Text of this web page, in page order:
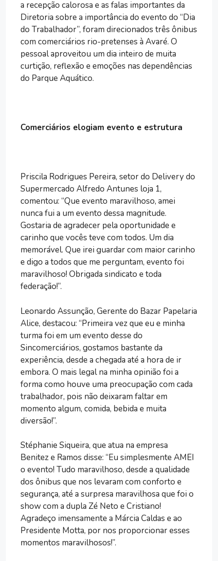
a recepção calorosa e as falas importantes da
Diretoria sobre a importância do evento do “Dia
do Trabalhador”, foram direcionados três ônibus
com comerciários rio-pretenses à Avaré. O
pessoal aproveitou um dia inteiro de muita
curtição, reflexão e emoções nas dependências
do Parque Aquático.
Comerciários elogiam evento e estrutura
Priscila Rodrigues Pereira, setor do Delivery do
Supermercado Alfredo Antunes loja 1,
comentou: “Que evento maravilhoso, amei
nunca fui a um evento dessa magnitude.
Gostaria de agradecer pela oportunidade e
carinho que vocês teve com todos. Um dia
memorável. Que irei guardar com maior carinho
e digo a todos que me perguntam, evento foi
maravilhoso! Obrigada sindicato e toda
federação!”.
Leonardo Assunção, Gerente do Bazar Papelaria
Alice, destacou: “Primeira vez que eu e minha
turma foi em um evento desse do
Sincomerciários, gostamos bastante da
experiência, desde a chegada até a hora de ir
embora. O mais legal na minha opinião foi a
forma como houve uma preocupação com cada
trabalhador, pois não deixaram faltar em
momento algum, comida, bebida e muita
diversão!”.
Stéphanie Siqueira, que atua na empresa
Benitez e Ramos disse: “Eu simplesmente AMEI
o evento! Tudo maravilhoso, desde a qualidade
dos ônibus que nos levaram com conforto e
segurança, até a surpresa maravilhosa que foi o
show com a dupla Zé Neto e Cristiano!
Agradeço imensamente a Márcia Caldas e ao
Presidente Motta, por nos proporcionar esses
momentos maravilhosos!”.